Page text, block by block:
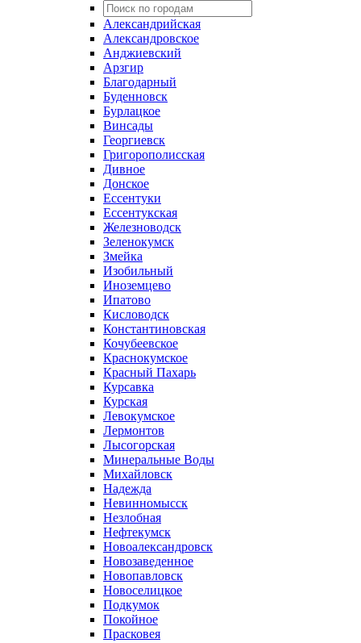
Александрийская
Александровское
Анджиевский
Арзгир
Благодарный
Буденновск
Бурлацкое
Винсады
Георгиевск
Григорополисская
Дивное
Донское
Ессентуки
Ессентукская
Железноводск
Зеленокумск
Змейка
Изобильный
Иноземцево
Ипатово
Кисловодск
Константиновская
Кочубеевское
Краснокумское
Красный Пахарь
Курсавка
Курская
Левокумское
Лермонтов
Лысогорская
Минеральные Воды
Михайловск
Надежда
Невинномысск
Незлобная
Нефтекумск
Новоалександровск
Новозаведенное
Новопавловск
Новоселицкое
Подкумок
Покойное
Прасковея